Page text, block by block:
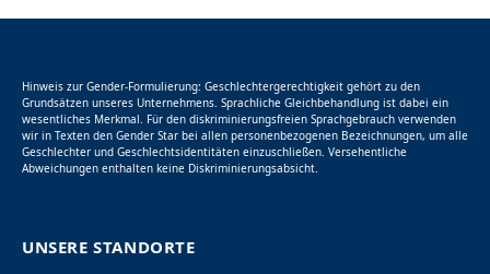
Hinweis zur Gender-Formulierung: Geschlechtergerechtigkeit gehört zu den
Grundsätzen unseres Unternehmens. Sprachliche Gleichbehandlung ist dabei ein
wesentliches Merkmal. Für den diskriminierungsfreien Sprachgebrauch verwenden
wir in Texten den Gender Star bei allen personenbezogenen Bezeichnungen, um alle
Geschlechter und Geschlechtsidentitäten einzuschließen. Versehentliche
Abweichungen enthalten keine Diskriminierungsabsicht.
UNSERE STANDORTE